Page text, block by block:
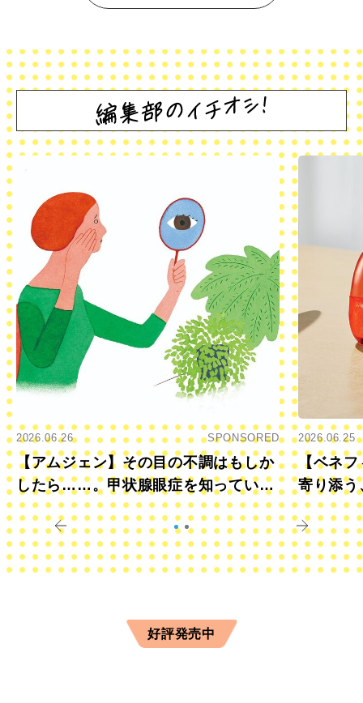
2026.06.26 SPONSORED
【アムジェン】その目の不調はもしか
したら……。甲状腺眼症を知っていま
すか？
2026.06.25
【ベネフ
寄り添う
きに
好評発売中